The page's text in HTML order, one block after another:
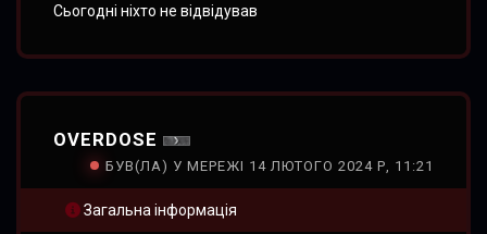
Сьогодні ніхто не відвідував
OVERDOSE
БУВ(ЛА) У МЕРЕЖІ 14 ЛЮТОГО 2024 Р, 11:21
Загальна інформація